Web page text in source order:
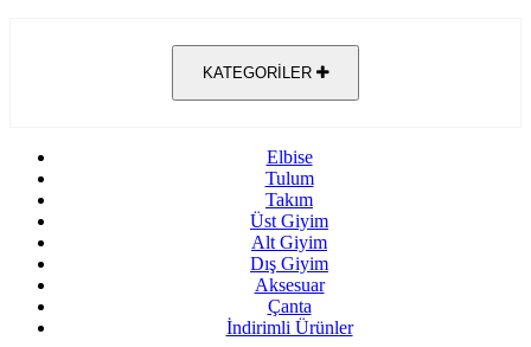
KATEGORİLER
Elbise
Tulum
Takım
Üst Giyim
Alt Giyim
Dış Giyim
Aksesuar
Çanta
İndirimli Ürünler